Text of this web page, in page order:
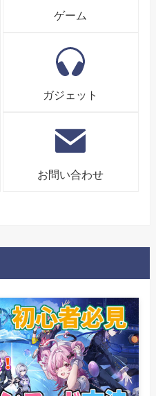
ゲーム
ガジェット
お問い合わせ